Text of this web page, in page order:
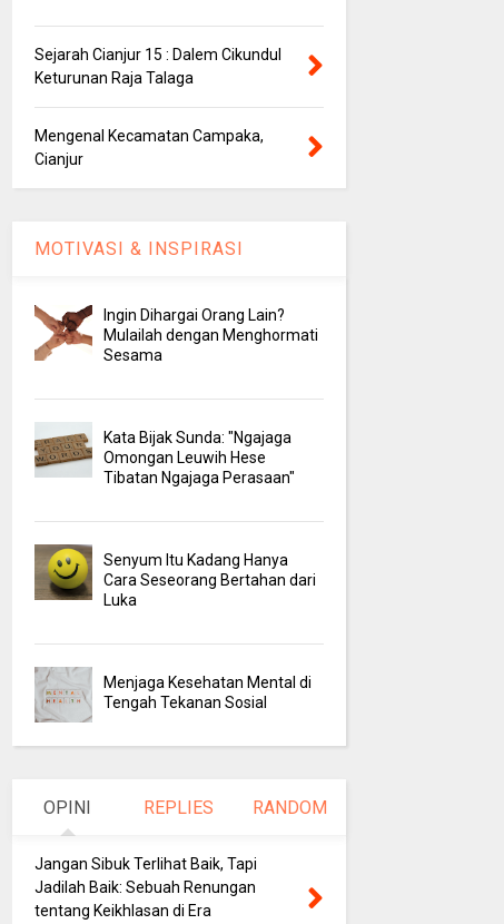
Sejarah Cianjur 15 : Dalem Cikundul
Keturunan Raja Talaga
Mengenal Kecamatan Campaka,
Cianjur
MOTIVASI & INSPIRASI
Ingin Dihargai Orang Lain?
Mulailah dengan Menghormati
Sesama
Kata Bijak Sunda: "Ngajaga
Omongan Leuwih Hese
Tibatan Ngajaga Perasaan"
Senyum Itu Kadang Hanya
Cara Seseorang Bertahan dari
Luka
Menjaga Kesehatan Mental di
Tengah Tekanan Sosial
OPINI REPLIES RANDOM
Jangan Sibuk Terlihat Baik, Tapi
Jadilah Baik: Sebuah Renungan
tentang Keikhlasan di Era